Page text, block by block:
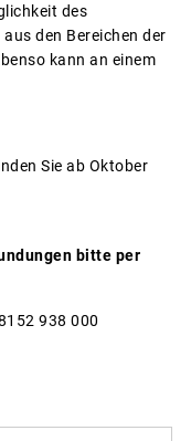
des
den Bereichen der
kann an einem
Sie ab Oktober
bitte per
938 000